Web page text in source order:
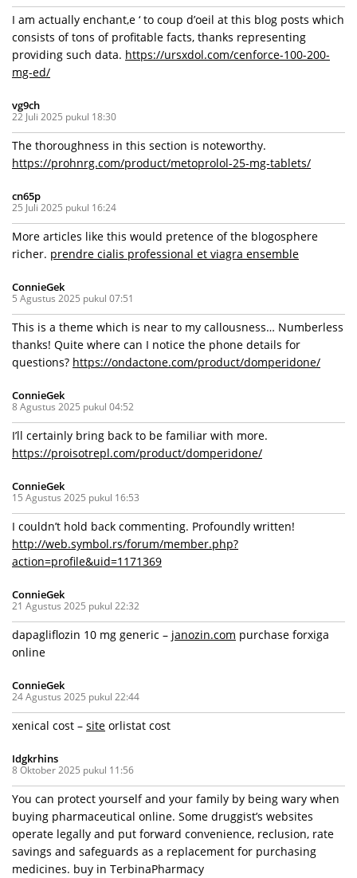
I am actually enchant‚e ‘ to coup d’oeil at this blog posts which
consists of tons of profitable facts, thanks representing
providing such data. https://ursxdol.com/cenforce-100-200-
mg-ed/
vg9ch
22 Juli 2025 pukul 18:30
The thoroughness in this section is noteworthy.
https://prohnrg.com/product/metoprolol-25-mg-tablets/
cn65p
25 Juli 2025 pukul 16:24
More articles like this would pretence of the blogosphere
richer. prendre cialis professional et viagra ensemble
ConnieGek
5 Agustus 2025 pukul 07:51
This is a theme which is near to my callousness… Numberless
thanks! Quite where can I notice the phone details for
questions? https://ondactone.com/product/domperidone/
ConnieGek
8 Agustus 2025 pukul 04:52
I’ll certainly bring back to be familiar with more.
https://proisotrepl.com/product/domperidone/
ConnieGek
15 Agustus 2025 pukul 16:53
I couldn’t hold back commenting. Profoundly written!
http://web.symbol.rs/forum/member.php?
action=profile&uid=1171369
ConnieGek
21 Agustus 2025 pukul 22:32
dapagliflozin 10 mg generic – janozin.com purchase forxiga
online
ConnieGek
24 Agustus 2025 pukul 22:44
xenical cost – site orlistat cost
Idgkrhins
8 Oktober 2025 pukul 11:56
You can protect yourself and your family by being wary when
buying pharmaceutical online. Some druggist’s websites
operate legally and put forward convenience, reclusion, rate
savings and safeguards as a replacement for purchasing
medicines. buy in TerbinaPharmacy